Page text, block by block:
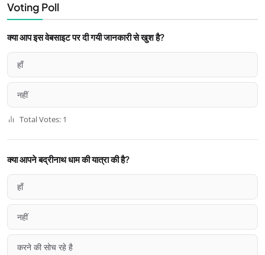
Voting Poll
क्या आप इस वेबसाइट पर दी गयी जानकारी से खुश है?
हाँ
नहीं
Total Votes: 1
क्या आपने बद्रीनाथ धाम की यात्रा की है?
हाँ
नहीं
करने की सोच रहे है